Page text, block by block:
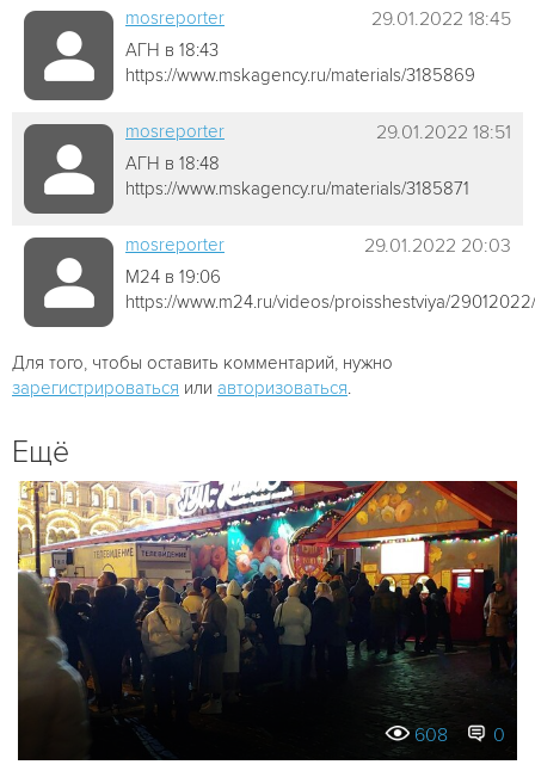
mosreporter 29.01.2022 18:45
АГН в 18:43
https://www.mskagency.ru/materials/3185869
mosreporter 29.01.2022 18:51
АГН в 18:48
https://www.mskagency.ru/materials/3185871
mosreporter 29.01.2022 20:03
М24 в 19:06
https://www.m24.ru/videos/proisshestviya/
Для того, чтобы оставить комментарий, нужно
зарегистрироваться или авторизоваться
Ещё
608 0